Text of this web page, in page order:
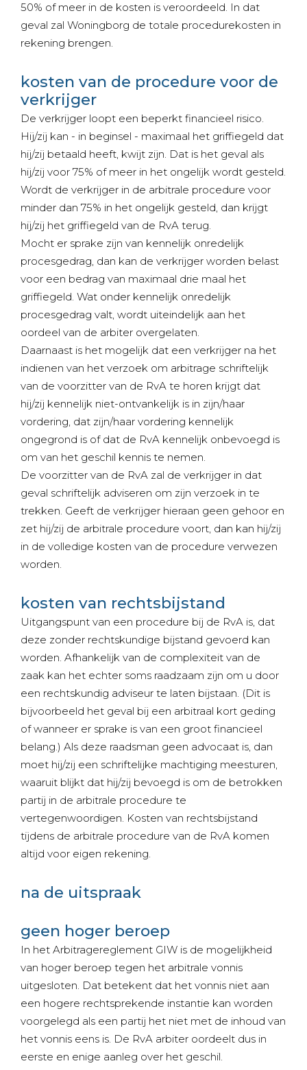
50% of meer in de kosten is veroordeeld. In dat
geval zal Woningborg de totale procedurekosten in
rekening brengen.
kosten van de procedure voor de
verkrijger
De verkrijger loopt een beperkt financieel risico.
Hij/zij kan - in beginsel - maximaal het griffiegeld dat
hij/zij betaald heeft, kwijt zijn. Dat is het geval als
hij/zij voor 75% of meer in het ongelijk wordt gesteld.
Wordt de verkrijger in de arbitrale procedure voor
minder dan 75% in het ongelijk gesteld, dan krijgt
hij/zij het griffiegeld van de RvA terug.
Mocht er sprake zijn van kennelijk onredelijk
procesgedrag, dan kan de verkrijger worden belast
voor een bedrag van maximaal drie maal het
griffiegeld. Wat onder kennelijk onredelijk
procesgedrag valt, wordt uiteindelijk aan het
oordeel van de arbiter overgelaten.
Daarnaast is het mogelijk dat een verkrijger na het
indienen van het verzoek om arbitrage schriftelijk
van de voorzitter van de RvA te horen krijgt dat
hij/zij kennelijk niet-ontvankelijk is in zijn/haar
vordering, dat zijn/haar vordering kennelijk
ongegrond is of dat de RvA kennelijk onbevoegd is
om van het geschil kennis te nemen.
De voorzitter van de RvA zal de verkrijger in dat
geval schriftelijk adviseren om zijn verzoek in te
trekken. Geeft de verkrijger hieraan geen gehoor en
zet hij/zij de arbitrale procedure voort, dan kan hij/zij
in de volledige kosten van de procedure verwezen
worden.
kosten van rechtsbijstand
Uitgangspunt van een procedure bij de RvA is, dat
deze zonder rechtskundige bijstand gevoerd kan
worden. Afhankelijk van de complexiteit van de
zaak kan het echter soms raadzaam zijn om u door
een rechtskundig adviseur te laten bijstaan. (Dit is
bijvoorbeeld het geval bij een arbitraal kort geding
of wanneer er sprake is van een groot financieel
belang.) Als deze raadsman geen advocaat is, dan
moet hij/zij een schriftelijke machtiging meesturen,
waaruit blijkt dat hij/zij bevoegd is om de betrokken
partij in de arbitrale procedure te
vertegenwoordigen. Kosten van rechtsbijstand
tijdens de arbitrale procedure van de RvA komen
altijd voor eigen rekening.
na de uitspraak
geen hoger beroep
In het Arbitragereglement GIW is de mogelijkheid
van hoger beroep tegen het arbitrale vonnis
uitgesloten. Dat betekent dat het vonnis niet aan
een hogere rechtsprekende instantie kan worden
voorgelegd als een partij het niet met de inhoud van
het vonnis eens is. De RvA arbiter oordeelt dus in
eerste en enige aanleg over het geschil.